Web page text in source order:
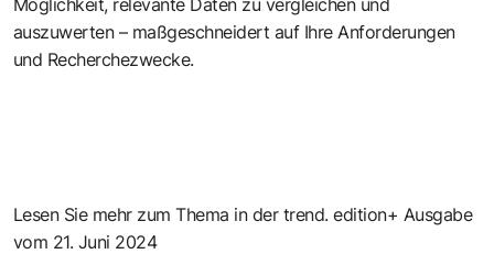
auszuwerten – maßgeschneidert auf Ihre Anforderungen
und Recherchezwecke.
Lesen Sie mehr zum Thema in der trend. edition+ Ausgabe
vom 21. Juni 2024